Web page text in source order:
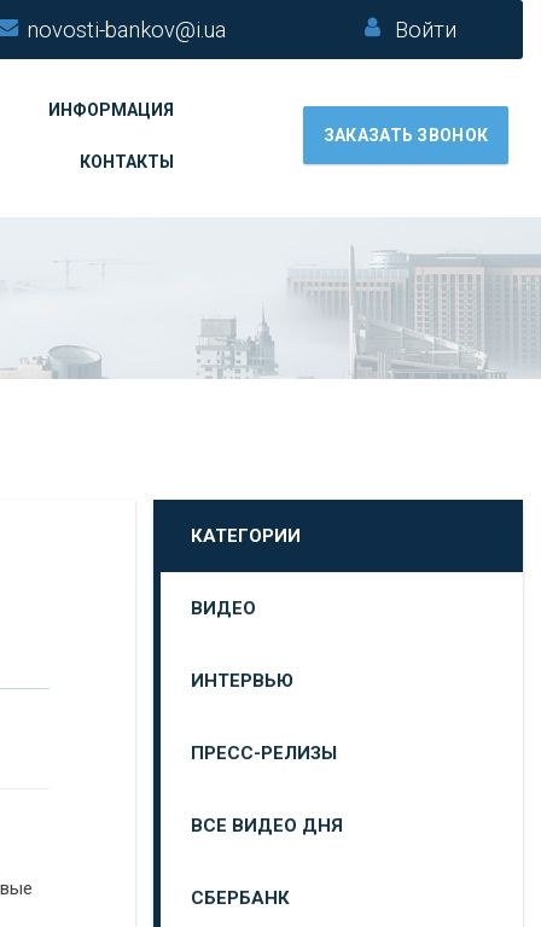
novosti-bankov@i.ua Войти
ИНФОРМАЦИЯ
КОНТАКТЫ
ЗАКАЗАТЬ ЗВОНОК
КАТЕГОРИИ
ВИДЕО
ИНТЕРВЬЮ
ПРЕСС-РЕЛИЗЫ
ВСЕ ВИДЕО ДНЯ
СБЕРБАНК